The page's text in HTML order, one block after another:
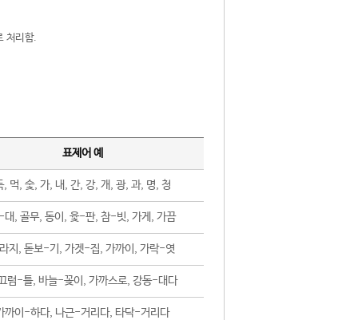
처리함.
표제어 예
, 먹, 숯, 가, 내, 간, 강, 개, 광, 과, 명, 청
대, 골무, 동이, 윷-판, 참-빗, 가게, 가끔
지, 돋보-기, 가겟-집, 가까이, 가락-엿
럼-틀, 바늘-꽂이, 가까스로, 강동-대다
까이-하다, 나근-거리다, 타닥-거리다